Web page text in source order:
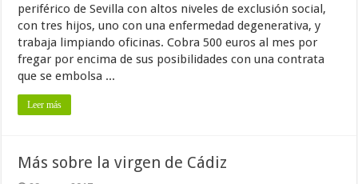
periférico de Sevilla con altos niveles de exclusión social,
con tres hijos, uno con una enfermedad degenerativa, y
trabaja limpiando oficinas. Cobra 500 euros al mes por
fregar por encima de sus posibilidades con una contrata
que se embolsa ...
Leer más
Más sobre la virgen de Cádiz